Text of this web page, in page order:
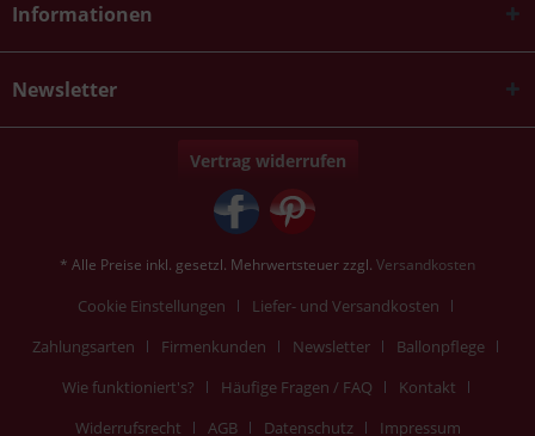
Informationen
Newsletter
Vertrag widerrufen
* Alle Preise inkl. gesetzl. Mehrwertsteuer zzgl. Versandkosten
Cookie Einstellungen
Liefer- und Versandkosten
Zahlungsarten
Firmenkunden Newsletter
Ballonpflege
Wie funktioniert's?
Häufige Fragen / FAQ
Kontakt
Widerrufsrecht
AGB Datenschutz Impressum